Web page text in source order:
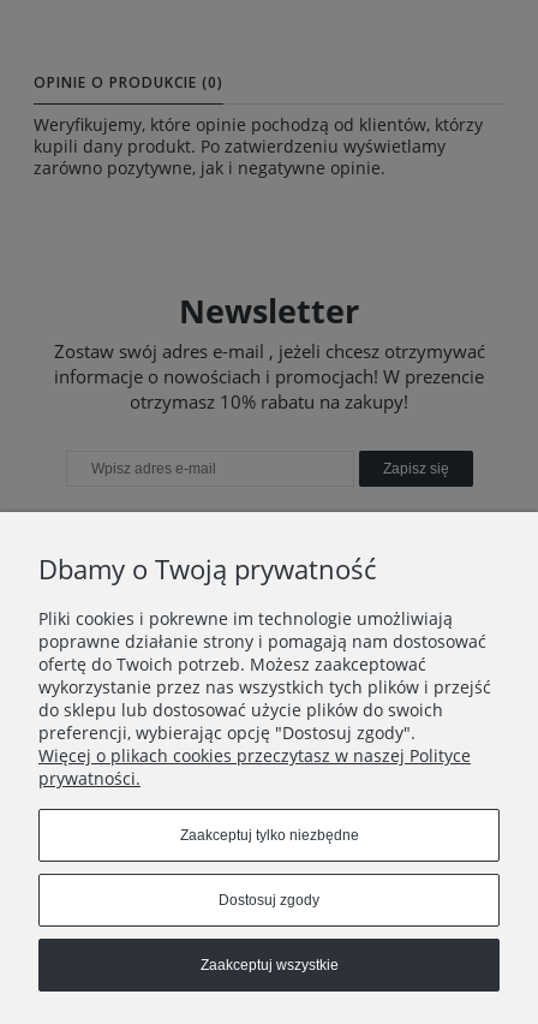
OPINIE O PRODUKCIE (0)
Weryfikujemy, które opinie pochodzą od klientów, którzy
kupili dany produkt. Po zatwierdzeniu wyświetlamy
zarówno pozytywne, jak i negatywne opinie.
Newsletter
Zostaw swój adres e-mail , jeżeli chcesz otrzymywać
informacje o nowościach i promocjach! W prezencie
otrzymasz 10% rabatu na zakupy!
Zapisz się
TO WAŻNE
INFORMACJE
KONTAKT
Copyrights © 2021 - Ja Cię Broszę
Dbamy o Twoją prywatność
Pliki cookies i pokrewne im technologie umożliwiają
poprawne działanie strony i pomagają nam dostosować
ofertę do Twoich potrzeb. Możesz zaakceptować
wykorzystanie przez nas wszystkich tych plików i przejść
do sklepu lub dostosować użycie plików do swoich
preferencji, wybierając opcję "Dostosuj zgody".
Więcej o plikach cookies przeczytasz w naszej Polityce
prywatności.
Zaakceptuj tylko niezbędne
Dostosuj zgody
Zaakceptuj wszystkie